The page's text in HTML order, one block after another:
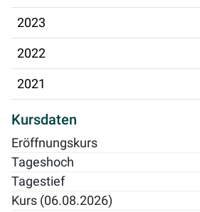
2023
2022
2021
Kursdaten
Eröffnungskurs
Tageshoch
Tagestief
Kurs (06.08.2026)